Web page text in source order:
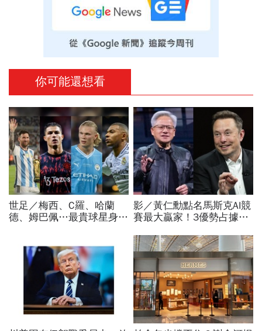
你可能還想看
世足／梅西、C羅、哈蘭
德、姆巴佩…最貴球星身價
影／黃仁勳點名馬斯克AI競
賽最大贏家！3優勢占據重
晶片，AMD蘇姿丰回應了